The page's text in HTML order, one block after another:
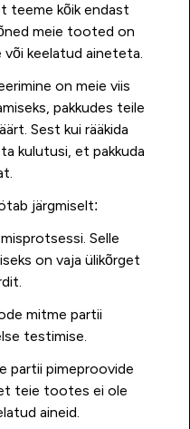
teeme kõik endast
meie tooted on
keelatud aineteta.
on meie viis
pakkudes teile
Sest kui rääkida
kulutusi, et pakkuda
järgmiselt:
Selle
on vaja ülikõrget
mitme partii
testimise.
partii pimeproovide
teie tootes ei ole
aineid.